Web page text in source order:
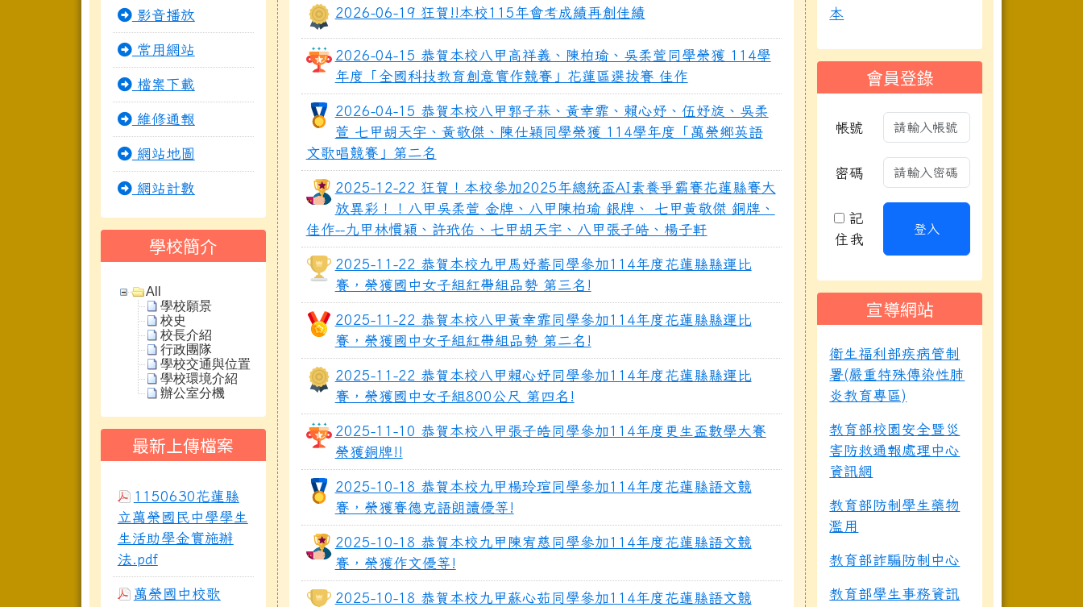
影音播放
常用網站
檔案下載
維修通報
網站地圖
網站計數
學校簡介
All
學校願景
校史
校長介紹
行政團隊
學校交通與位置
學校環境介紹
辦公室分機
最新上傳檔案
1150630花蓮縣
立萬榮國民中學學生
生活助學金實施辦
法.pdf
萬榮國中校歌
2026-06-19 狂賀!!本校115年會考成績再創佳績
2026-04-15 恭賀本校八甲高祥義、陳柏瑜、吳柔萱同學榮獲 114學
年度「全國科技教育創意實作競賽」花蓮區選拔賽 佳作
2026-04-15 恭賀本校八甲郭子菻、黃幸霏、賴心妤、伍妤旋、吳柔
萱 七甲胡天宇、黃敬傑、陳仕穎同學榮獲 114學年度「萬榮鄉英語
文歌唱競賽」第二名
2025-12-22 狂賀！本校參加2025年總統盃AI素養爭霸賽花蓮縣賽大
放異彩！！八甲吳柔萱 金牌、八甲陳柏瑜 銀牌、 七甲黃敬傑 銅牌、
佳作--九甲林慣穎、許玳佑、七甲胡天宇、八甲張子皓、楊子軒
2025-11-22 恭賀本校九甲馬妤蕎同學參加114年度花蓮縣縣運比
賽，榮獲國中女子組紅帶組品勢 第三名!
2025-11-22 恭賀本校八甲黃幸霏同學參加114年度花蓮縣縣運比
賽，榮獲國中女子組紅帶組品勢 第二名!
2025-11-22 恭賀本校八甲賴心妤同學參加114年度花蓮縣縣運比
賽，榮獲國中女子組800公尺 第四名!
2025-11-10 恭賀本校八甲張子皓同學參加114年度更生盃數學大賽
榮獲銅牌!!
2025-10-18 恭賀本校九甲楊玲瑄同學參加114年度花蓮縣語文競
賽，榮獲賽德克語朗讀優等!
2025-10-18 恭賀本校九甲陳宥慈同學參加114年度花蓮縣語文競
賽，榮獲作文優等!
2025-10-18 恭賀本校九甲蘇心茹同學參加114年度花蓮縣語文競
本
會員登錄
帳號
密碼
記
住我
登入
宣導網站
衛生福利部疾病管制
署(嚴重特殊傳染性肺
炎教育專區)
教育部校園安全暨災
害防救通報處理中心
資訊網
教育部防制學生藥物
濫用
教育部詐騙防制中心
教育部學生事務資訊